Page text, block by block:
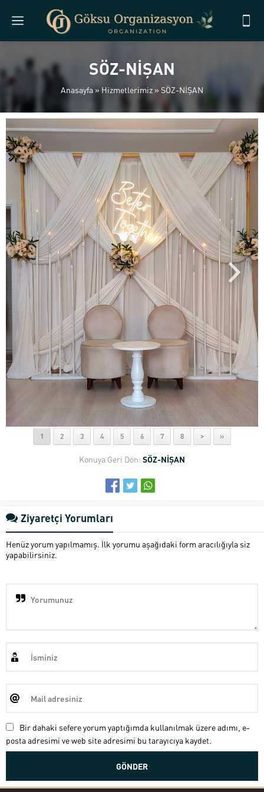
SÖZ-NİŞAN
Anasayfa »Hizmetlerimiz » SÖZ-NİŞAN
1 2 3 4 5 6 7 8 > »
Konuya Geri Dön: SÖZ-NİŞAN
Ziyaretçi Yorumları
Henüz yorum yapılmamış. İlk yorumu aşağıdaki form aracılığıyla siz
yapabilirsiniz.
Bir dahaki sefere yorum yaptığımda kullanılmak üzere adımı, e-
posta adresimi ve web site adresimi bu tarayıcıya kaydet.